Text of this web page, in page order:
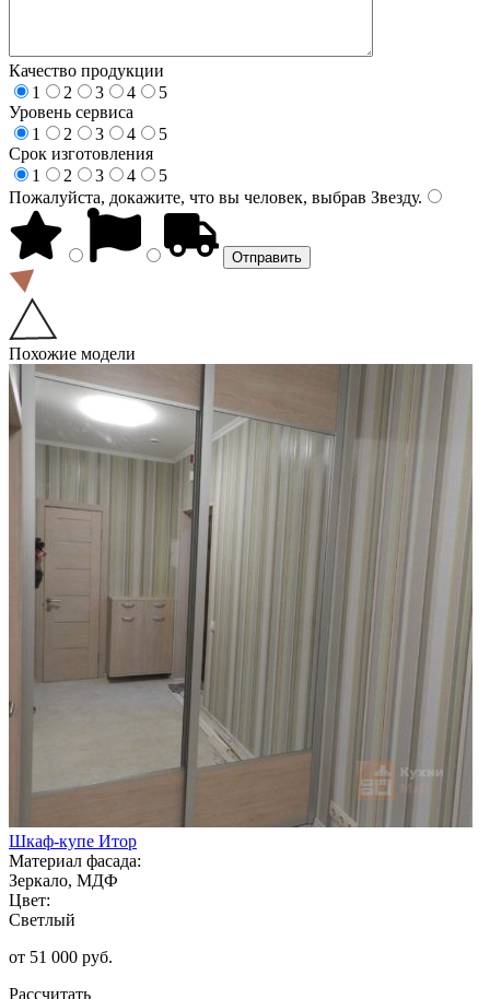
Качество продукции
1
2 3 4
5
Уровень сервиса
1
2 3 4
5
Срок изготовления
1
2 3 4
5
Пожалуйста, докажите, что вы человек, выбрав Звезду.
Похожие модели
Шкаф-купе Итор
Материал фасада:
Зеркало, МДФ
Цвет:
Светлый
от 51 000 руб.
Рассчитать